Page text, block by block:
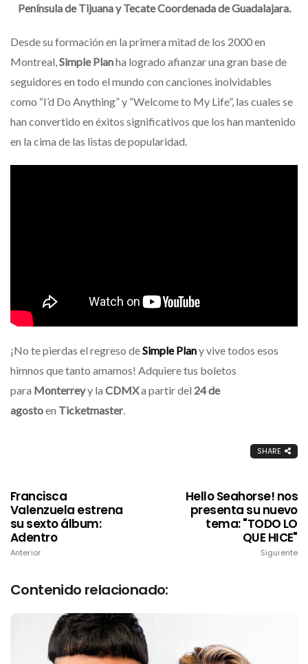
Península de Tijuana y Tecate Coordenada de Guadalajara.
Desde su formación en la primera mitad de los 2000 en
Montreal, Simple Planha logrado afianzar una gran base de
seguidores en todo el mundo con canciones inolvidables
como “I’d Do Anything” y “Welcome to My Life”, las cuales se
han convertido en éxitos significativos que los han mantenido
en la cima de las listas de popularidad.
¡No te pierdas el regreso deSimple Plany vive todos esos
himnos que tanto amamos! Adquiere tus boletos
para Monterreyy la CDMXa partir del 24 de
agostoen Ticketmaster.
SHARE
Francisca
Valenzuela estrena
su sexto álbum:
Adentro
Anterior
Hello Seahorse! nos
presenta su nuevo
tema: "TODO LO
QUE HICE"
Siguiente
Contenido relacionado: